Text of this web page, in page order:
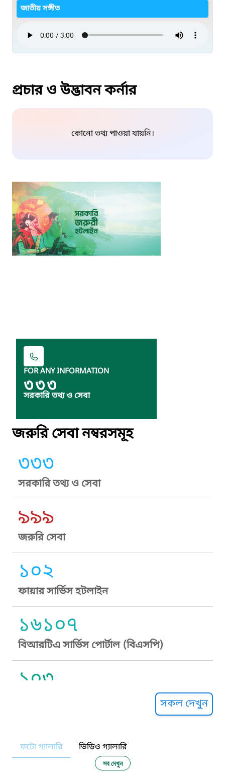
জাতীয় সঙ্গীত
প্রচার ও উদ্ভাবন কর্নার
কোনো তথ্য পাওয়া যায়নি।
FOR ANY INFORMATION
৩৩৩
সরকারি তথ্য ও সেবা
জরুরি সেবা নম্বরসমূহ
৩৩৩
সরকারি তথ্য ও সেবা
৯৯৯
জরুরি সেবা
১০২
ফায়ার সার্ভিস হটলাইন
১৬১০৭
বিআরটিএ সার্ভিস পোর্টাল (বিএসপি)
১০৩
নারী ও শিশু নির্যাতন প্রতিরোধ
সকল দেখুন
ফটো গ্যালারি ভিডিও গ্যালারি
সব দেখুন